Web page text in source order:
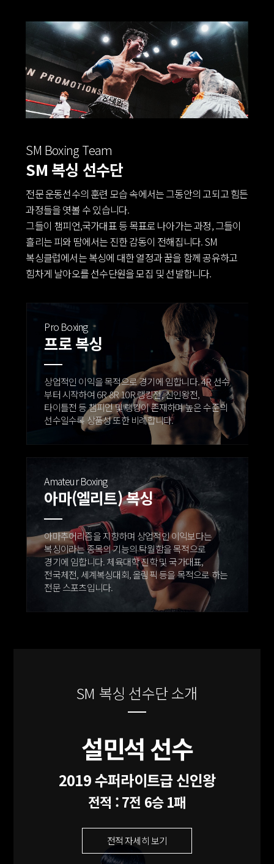
SM Boxing Team
SM 복싱 선수단
전문 운동선수의 훈련 모습 속에서는 그동안의 고되고 힘든
과정들을 엿볼 수 있습니다.
그들이 챔피언,국가대표 등 목표로 나아가는 과정, 그들이
흘리는 피와 땀에서는 진한 감동이 전해집니다.SM
복싱클럽에서는 복싱에 대한 열정과 꿈을 함께 공유하고
힘차게 날아오를 선수단원을 모집 및 선발합니다.
Pro Boxing
프로 복싱
상업적인 이익을 목적으로 경기에 임합니다.4R 선수
부터 시작하여 6R 8R 10R 랭킹전, 신인왕전,
타이틀전 등 챔피언 및 랭킹이 존재하며 높은 수준의
선수일수록 상품성 또한 비례합니다.
Amateur Boxing
아마(엘리트) 복싱
아마추어리즘을 지향하며 상업적인 이익보다는
복싱이라는 종목의 기능의 탁월함을 목적으로
경기에 임합니다.체육대학 진학 및 국가대표,
전국체전, 세계복싱대회, 올림픽 등을 목적으로 하는
전문 스포츠입니다.
SM 복싱 선수단 소개
설민석 선수
2019 수퍼라이트급 신인왕
전적 : 7전 6승 1패
전적 자세히 보기
유주안 선수
전적 : 4전 2승(1KO) 2패
정태원 선수
2017 슈퍼페더급 신인왕
전적 : 4전 3승(1KO) 1패
전적 자세히 보기
양초록 선수
전적 : 7전 3승(2KO) 3패 1무
김의영 선수
2019 전국 우승권 대회 1위
김민성 선수
2019년도 전국신인선수권 대회 1위
(-64)
전적 자세히 보기
김주원 선수
이수민 선수
정성욱 선수
전적 자세히 보기
김동희 선수
전적 자세히 보기
강민준 선수
김교진 선수
김영수 선수
오홍식 선수
6전 2승 (1KO) 3패 1무